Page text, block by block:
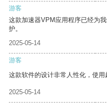
游客
这款加速器VPM应用程序已经为
护。
2025-05-14
游客
这款软件的设计非常人性化，使用
2025-05-14